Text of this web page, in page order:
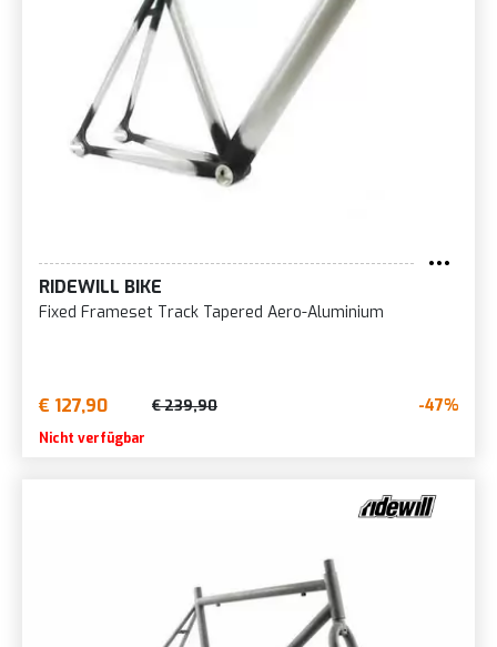
RIDEWILL BIKE
Fixed Frameset Track Tapered Aero-Aluminium
€ 127,90 € 239,90 -47%
Nicht verfügbar